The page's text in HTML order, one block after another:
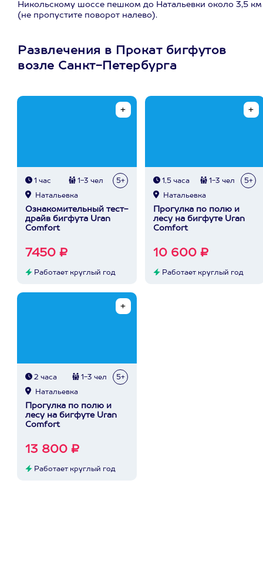
Никольскому шоссе пешком до Натальевки около 3,5 км
(не пропустите поворот налево).
Развлечения в Прокат бигфутов
возле Санкт-Петербурга
1 час 1-3 чел 5+
Натальевка
Ознакомительный тест-
драйв бигфута Uran
Comfort
7450 ₽
Работает круглый год
1,5 часа 1-3 чел 5+
Натальевка
Прогулка по полю и
лесу на бигфуте Uran
Comfort
10 600 ₽
Работает круглый год
2 часа 1-3 чел 5+
Натальевка
Прогулка по полю и
лесу на бигфуте Uran
Comfort
13 800 ₽
Работает круглый год